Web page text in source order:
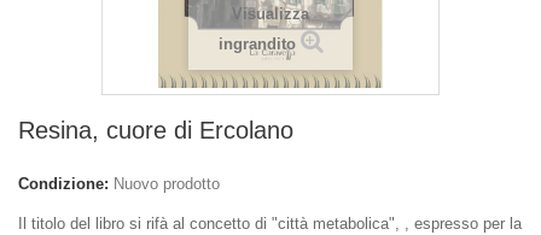
Visualizza
ingrandito
Resina, cuore di Ercolano
Condizione: Nuovo prodotto
Il titolo del libro si rifà al concetto di "città metabolica", , espresso per la